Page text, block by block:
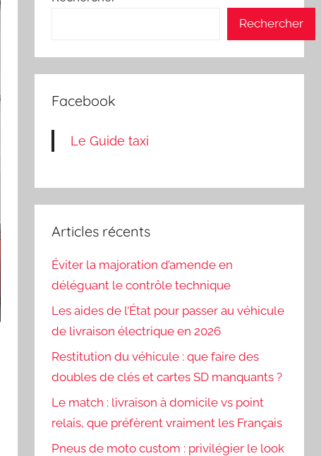
Rechercher
Facebook
Le Guide taxi
Articles récents
Éviter la majoration d’amende en
déléguant le contrôle technique
Les aides de l’État pour passer au véhicule
de livraison électrique en 2026
Restitution du véhicule : que faire des
doubles de clés et cartes SD manquants ?
Le match : livraison à domicile vs point
relais, que préfèrent vraiment les Français
Pneus de moto custom : privilégier le look